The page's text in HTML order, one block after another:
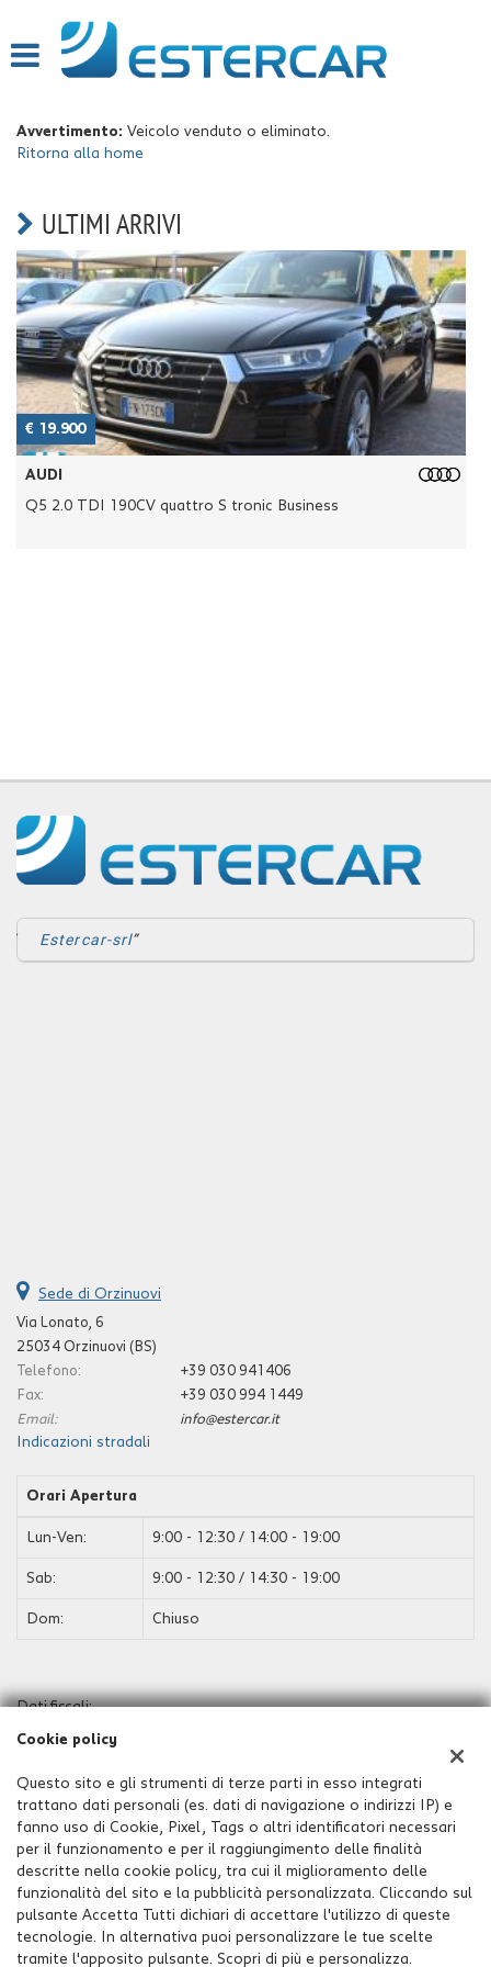
LISTA VEICOLI
SERVIZI
OFFICINA INTERNA
GARANZIA 12 MESI
FINANZIAMENTI
RICEVIMENTO CLIENTI
ACQUISTIAMO USATO
Avvertimento: Veicolo venduto o eliminato.
Ritorna alla home
ULTIMI ARRIVI
€ 11.900
Tipo 1.6 Mjt S&S SW
Estercar-srl
Sede di Orzinuovi
Via Lonato, 6
25034 Orzinuovi (BS)
Telefono:
+39 030 941406
Fax:
+39 030 994 1449
Email:
info@estercar.it
Indicazioni stradali
Orari Apertura
Lun-Ven: 9:00 - 12:30 / 14:00 - 19:00
Sab: 9:00 - 12:30 / 14:30 - 19:00
Dom: Chiuso
Dati fiscali:
Estercar Srl
C.F/P.IVA:02797890981
Registro delle imprese:BS
Capitale sociale: €100.000 i.v.
Cookie policy
Questo sito e gli strumenti di terze parti in esso integrati
trattano dati personali (es. dati di navigazione o indirizzi IP) e
fanno uso di Cookie, Pixel, Tags o altri identificatori necessari
per il funzionamento e per il raggiungimento delle finalità
descritte nella cookie policy, tra cui il miglioramento delle
funzionalità del sito e la pubblicità personalizzata. Cliccando sul
pulsante Accetta Tutti dichiari di accettare l'utilizzo di queste
tecnologie. In alternativa puoi personalizzare le tue scelte
tramite l'apposito pulsante. Scopri di più e personalizza.